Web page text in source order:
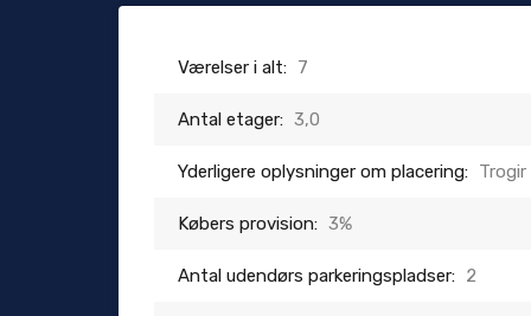
Værelser i alt: 7
Antal etager: 3,0
Yderligere oplysninger om placering: Trogir
Købers provision: 3%
Antal udendørs parkeringspladser: 2